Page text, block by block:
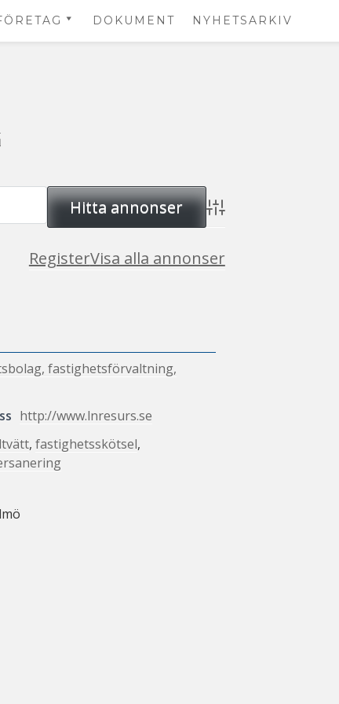
DOKUMENT NYHETSARKIV
Avancerad sökning
RegisterVisa alla annonser
fastighetsförvaltning,
http://www.lnresurs.se
, fastighetsskötsel,